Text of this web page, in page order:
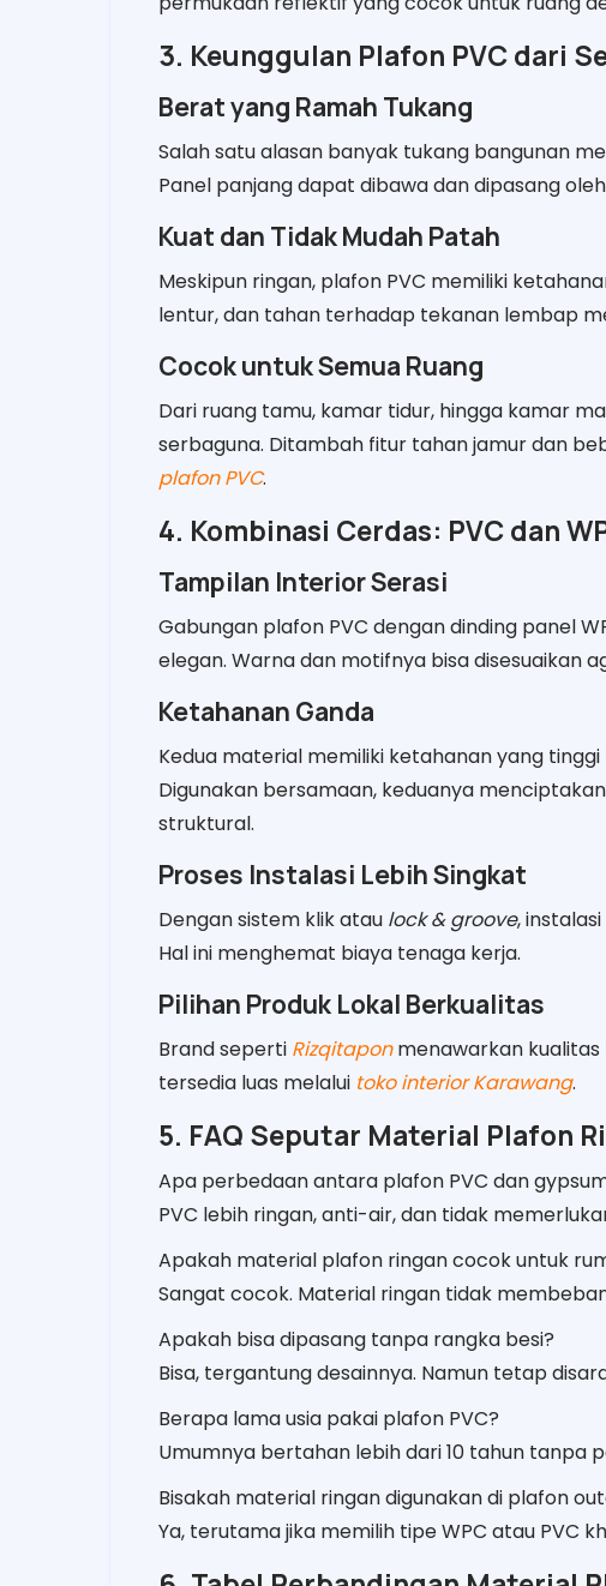
3. Keunggulan Plafon PVC dari
Berat yang Ramah Tukang
Salah satu alasan banyak tukang bangunan
Panel panjang dapat dibawa dan dipasang
Kuat dan Tidak Mudah Patah
Meskipun ringan, plafon PVC memiliki
lentur, dan tahan terhadap tekanan lembap
Cocok untuk Semua Ruang
Dari ruang tamu, kamar tidur, hingga kamar
serbaguna. Ditambah fitur tahan jamur dan
plafon PVC.
4. Kombinasi Cerdas: PVC dan
Tampilan Interior Serasi
Gabungan plafon PVC dengan dinding panel
elegan. Warna dan motifnya bisa disesuaikan
Ketahanan Ganda
Kedua material memiliki ketahanan yang
Digunakan bersamaan, keduanya
struktural.
Proses Instalasi Lebih Singkat
Dengan sistem klik atau lock & groove,
Hal ini menghemat biaya tenaga kerja.
Pilihan Produk Lokal Berkualitas
Brand seperti Rizqitaponmenawarkan kualitas
tersedia luas melalui toko interior Karawang.
5. FAQ Seputar Material Plafon
Apa perbedaan antara plafon PVC dan
PVC lebih ringan, anti-air, dan tidak
Apakah material plafon ringan cocok untuk
Sangat cocok. Material ringan tidak
Apakah bisa dipasang tanpa rangka besi?
Bisa, tergantung desainnya. Namun tetap
Berapa lama usia pakai plafon PVC?
Umumnya bertahan lebih dari 10 tahun tanpa
Bisakah material ringan digunakan di plafon
Ya, terutama jika memilih tipe WPC atau PVC